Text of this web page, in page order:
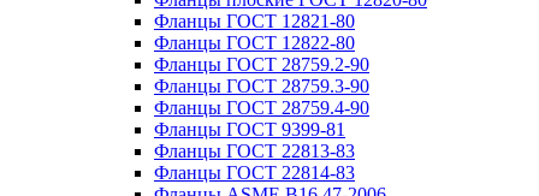
Фланцы ГОСТ 12821-80
Фланцы ГОСТ 12822-80
Фланцы ГОСТ 28759.2-90
Фланцы ГОСТ 28759.3-90
Фланцы ГОСТ 28759.4-90
Фланцы ГОСТ 9399-81
Фланцы ГОСТ 22813-83
Фланцы ГОСТ 22814-83